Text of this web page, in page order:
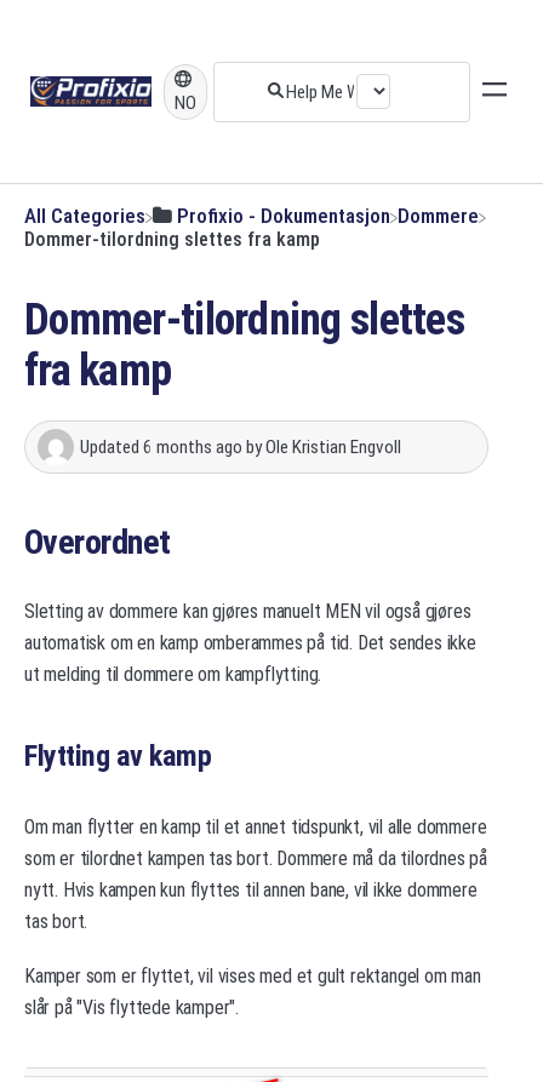
NO
All Categories ​Profixio - Dokumentasjon ​Dommere
Dommer-tilordning slettes fra kamp
Dommer-tilordning slettes
fra kamp
Updated 6 months ago byOle Kristian Engvoll
Overordnet
Sletting av dommere kan gjøres manuelt MEN vil også gjøres
automatisk om en kamp omberammes på tid. Det sendes ikke
ut melding til dommere om kampflytting.
Flytting av kamp
Om man flytter en kamp til et annet tidspunkt, vil alle dommere
som er tilordnet kampen tas bort. Dommere må da tilordnes på
nytt. Hvis kampen kun flyttes til annen bane, vil ikke dommere
tas bort.
Kamper som er flyttet, vil vises med et gult rektangel om man
slår på "Vis flyttede kamper".